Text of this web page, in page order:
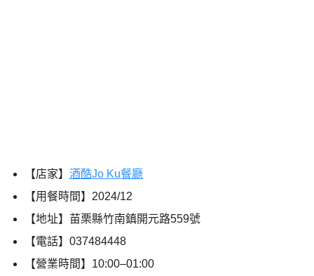
【店家】 酒酷Jo Ku餐廳
【用餐時間】 2024/12
【地址】苗栗縣竹南鎮開元路559號
【電話】037484448
【營業時間】10:00–01:00